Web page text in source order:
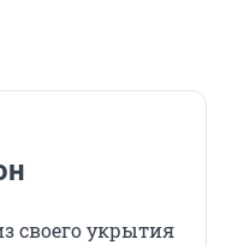
своего укрытия